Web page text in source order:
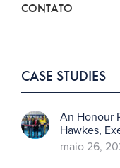
CONTATO
CASE STUDIES
An Honour
Hawkes,
maio 26,